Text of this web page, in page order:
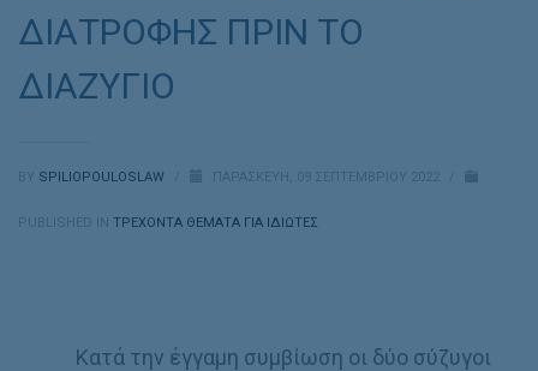
ΔΙΑΤΡΟΦΗΣ ΠΡΙΝ ΤΟ
ΔΙΑΖΥΓΙΟ
BY SPILIOPOULOSLAW ΠΑΡΑΣΚΕΥΉ, 09 ΣΕΠΤΕΜΒΡΊΟΥ 2022
PUBLISHED IN ΤΡΕΧΟΝΤΑ ΘΕΜΑΤΑ ΓΙΑ ΙΔΙΩΤΕΣ
Κατά την έγγαμη συμβίωση οι δύο σύζυγοι